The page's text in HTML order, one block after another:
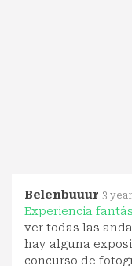
Belenbuuur 3
Experiencia
ver todas las
hay alguna
concurso de